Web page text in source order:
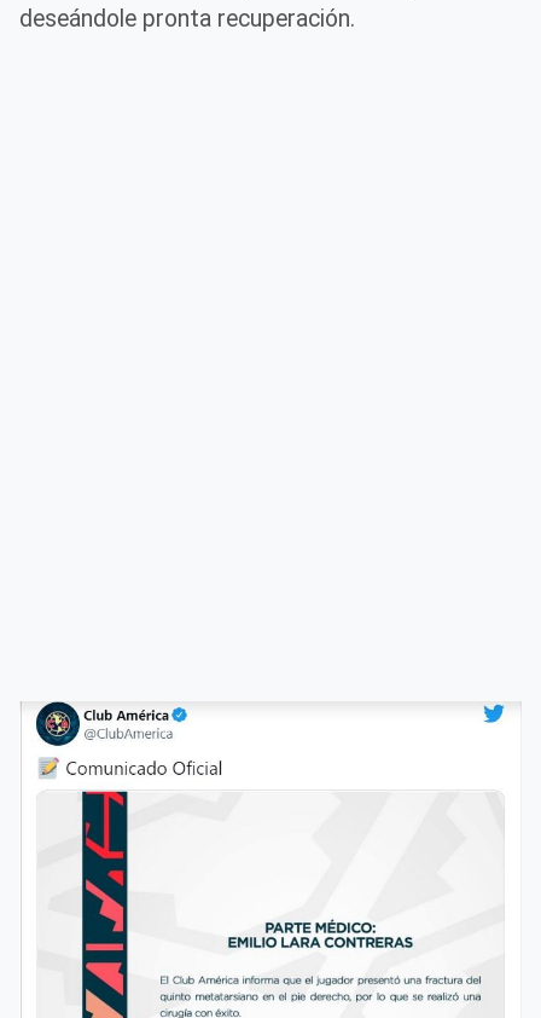
deseándole pronta recuperación.